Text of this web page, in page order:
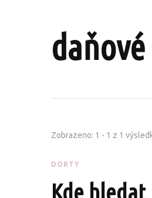
Zobrazeno: 1 - 1 z 1
DORTY
Kde